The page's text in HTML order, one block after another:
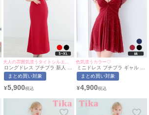
ロングドレス プチプラ 新人 タ
イト セクシー ラウンジ ノース
リーブ 胸元隠し フリル 赤 キ
イズ対応) | myMinette/マイミ
まとめ買い対象
¥5,900
色気漂うカラー♡
ミニドレス プチプラ ギャル ワ
ンピース フレア セクシー キラ
キラ 半袖 シアー シアー袖 低
ドレス (せいせい着用/Mサイズ
ト
まとめ買い対象
¥4,900